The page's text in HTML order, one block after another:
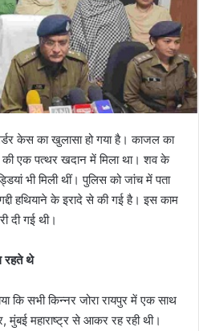
केस का खुलासा हो गया है। काजल का
की एक पत्थर खदान में मिला था। शव के
भी मिली थीं। पुलिस को जांच में पता
हथियाने के इरादे से की गई है। इस काम
दी गई थी।
रहते थे
कि सभी किन्नर जोरा रायपुर में एक साथ
मुंबई महाराष्ट्र से आकर रह रही थी।